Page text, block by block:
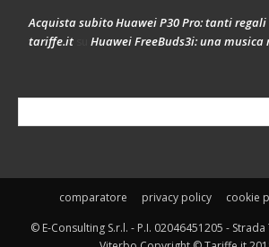
Acquista subito Huawei P30 Pro: tanti
tariffe.it
Huawei FreeBuds3i: una
comparatore privacy policy cookie
© E-Consulting S.r.l. - P.I. 02046451205 -